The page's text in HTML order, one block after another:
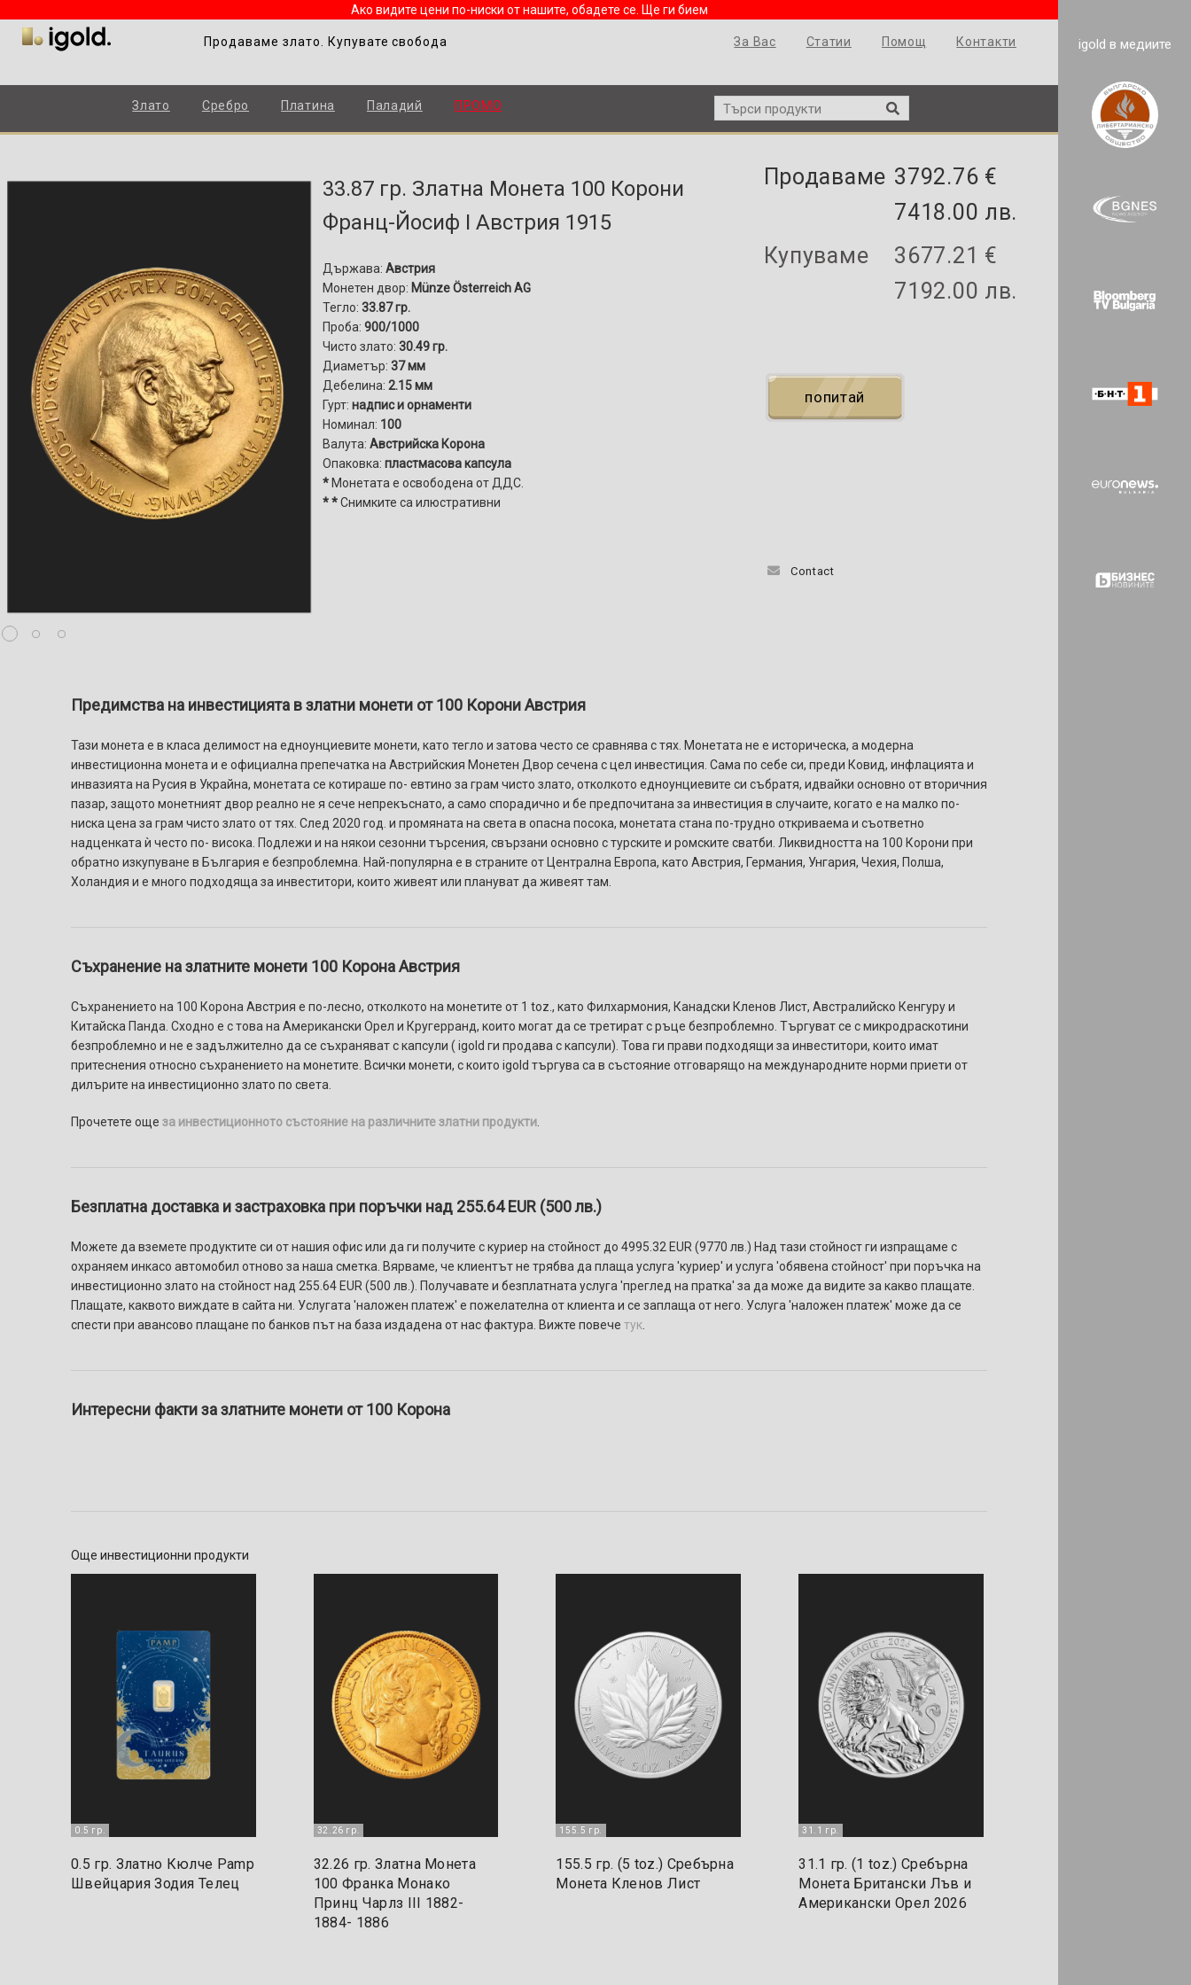
igold в медиите
Ако видите цени по-ниски от нашите, обадете се. Ще ги бием
Продаваме злато. Купувате свобода За Вас Статии Помощ Контакти
Злато Сребро Платина Паладий ПРОМО
33.87 гр. Златна Монета 100 Корони
Франц-Йосиф I Австрия 1915
Държава:Австрия
Монетен двор: Münze Österreich AG
Тегло: 33.87 гр.
Проба:900/1000
Чисто злато: 30.49 гр.
Диаметър: 37 мм
Дебелина: 2.15 мм
Гурт: надпис и орнаменти
Номинал: 100
Валута: Aвстрийска Корона
Опаковка: пластмасова капсула
* Монетата е освободена от ДДС.
* *Снимките са илюстративни
Продаваме 3792.76 €
7418.00 лв.
Купуваме
3677.21 €
7192.00 лв.
попитай
Contact
Предимства на инвестицията в златни монети от 100 Корони Австрия
Тази монета е в класа делимост на едноунциевите монети, като тегло и затова често се сравнява с тях. Монетата не е историческа, а модерна
инвестиционна монета и e официална препечатка на Австрийския Монетен Двор сечена с цел инвестиция. Сама по себе си, преди Ковид, инфлацията и
инвазията на Русия в Украйна, монетата се котираше по- евтино за грам чисто злато, отколкото едноунциевите си събратя, идвайки основно от вторичния
пазар, защото монетният двор реално не я сече непрекъснато, а само спорадично и бе предпочитана за инвестиция в случаите, когато е на малко по-
ниска цена за грам чисто злато от тях. След 2020 год. и промяната на света в опасна посока, монетата стана по-трудно откриваема и съответно
надценката ѝ често по- висока. Подлежи и на някои сезонни търсения, свързани основно с турските и ромските сватби. Ликвидността на 100 Корони при
обратно изкупуване в България е безпроблемна. Най-популярна е в страните от Централна Европа, като Австрия, Германия, Унгария, Чехия, Полша,
Холандия и е много подходяща за инвеститори, които живеят или плануват да живеят там.
Съхранение на златните монети 100 Корона Австрия
Съхранението на 100 Корона Австрия е по-лесно, отколкото на монетите от 1 toz., като Филхармония, Канадски Кленов Лист, Австралийско Кенгуру и
Китайска Панда. Сходно е с това на Американски Орел и Кругерранд, които могат да се третират с ръце безпроблемно. Търгуват се с микродраскотини
безпроблемно и не е задължително да се съхраняват с капсули ( igold ги продава с капсули). Това ги прави подходящи за инвеститори, които имат
притеснения относно съхранението на монетите. Всички монети, с които igold търгува са в състояние отговарящо на международните норми приети от
дилърите на инвестиционно злато по света.
Прочетете още за инвестиционното състояние на различните златни продукти
Безплатна доставка и застраховка при поръчки над 255.64 EUR (500 лв.)
Можете да вземете продуктите си от нашия офис или да ги получите с куриер на стойност до 4995.32 EUR (9770 лв.) Над тази стойност ги изпращаме с
охраняем инкасо автомобил отново за наша сметка. Вярваме, че клиентът не трябва да плаща услуга 'куриер' и услуга 'обявена стойност' при поръчка на
инвестиционно злато на стойност над 255.64 EUR (500 лв.). Получавате и безплатната услуга 'преглед на пратка' за да може да видите за какво плащате.
Плащате, каквото виждате в сайта ни. Услугaтa 'наложен платеж' e пожелателнa от клиента и се заплаща от него. Услуга 'наложен платеж' може да се
спести при авансово плащане по банков път на база издадена от нас фактура. Вижте повече тук
Интересни факти за златните монети от 100 Корона
Още инвестиционни продукти
0.5 гр.
0.5 гр. Златно Кюлче Pamp
Швейцария Зодия Телец
32.26 гр.
32.26 гр. Златна Монета
100 Франка Монако
Принц Чарлз III 1882-
1884- 1886
155.5 гр.
155.5 гр. (5 toz.) Сребърна
Монета Кленов Лист
31.1 гр.
31.1 гр. (1 toz.) Сребърна
Монета Британски Лъв и
Американски Орел 2026